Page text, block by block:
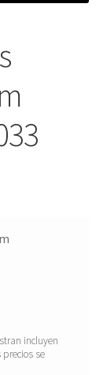
incluyen
precios se